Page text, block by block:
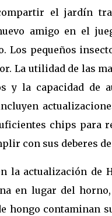
el jardín
amigo en el
Los pequeños
La utilidad de las
y la capacidad de
chips para
con sus deberes
la actualización de
en lugar del
hongo contaminan